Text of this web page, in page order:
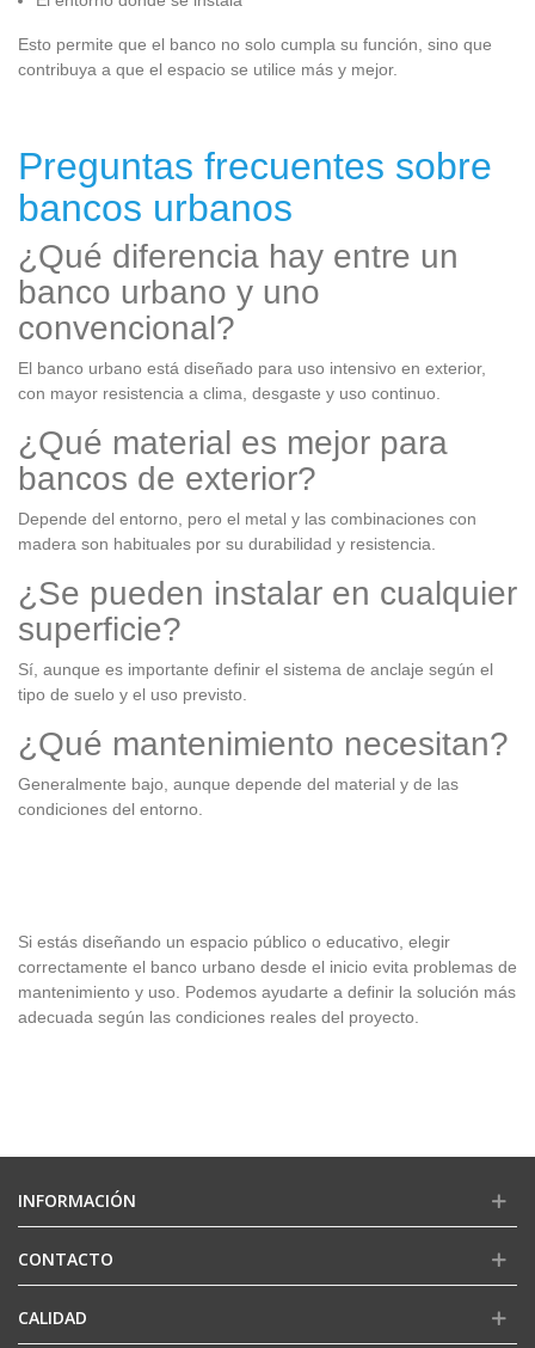
Esto permite que el banco no solo cumpla su función, sino que
contribuya a que el espacio se utilice más y mejor.
Preguntas frecuentes sobre
bancos urbanos
¿Qué diferencia hay entre un
banco urbano y uno
convencional?
El banco urbano está diseñado para uso intensivo en exterior,
con mayor resistencia a clima, desgaste y uso continuo.
¿Qué material es mejor para
bancos de exterior?
Depende del entorno, pero el metal y las combinaciones con
madera son habituales por su durabilidad y resistencia.
¿Se pueden instalar en cualquier
superficie?
Sí, aunque es importante definir el sistema de anclaje según el
tipo de suelo y el uso previsto.
¿Qué mantenimiento necesitan?
Generalmente bajo, aunque depende del material y de las
condiciones del entorno.
Si estás diseñando un espacio público o educativo, elegir
correctamente el banco urbano desde el inicio evita problemas de
mantenimiento y uso. Podemos ayudarte a definir la solución más
adecuada según las condiciones reales del proyecto.
INFORMACIÓN
CONTACTO
CALIDAD